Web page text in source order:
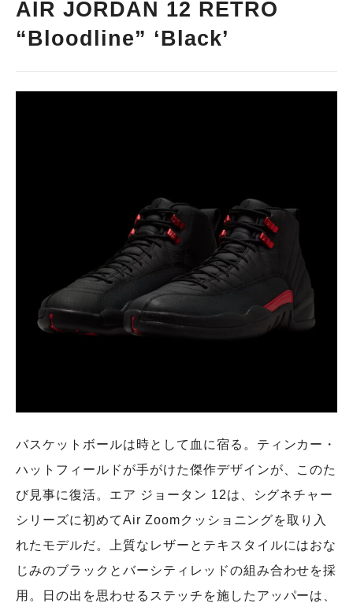
AIR JORDAN 12 RETRO
“Bloodline” ‘Black’
バスケットボールは時として血に宿る。ティンカー・
ハットフィールドが手がけた傑作デザインが、このた
び見事に復活。エア ジョータン 12は、シグネチャー
シリーズに初めてAir Zoomクッショニングを取り入
れたモデルだ。上質なレザーとテキスタイルにはおな
じみのブラックとバーシティレッドの組み合わせを採
用。日の出を思わせるステッチを施したアッパーは、